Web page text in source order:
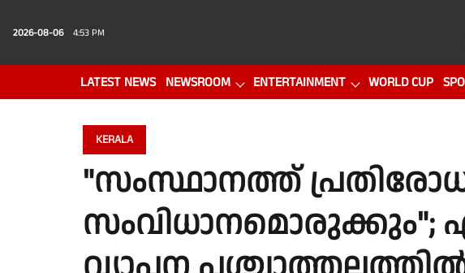
2026-08-06 4:53 PM
LATEST NEWS NEWSROOM ENTERTAINMENT WORLD CUP
KERALA
"സംസ്ഥാനത്ത്